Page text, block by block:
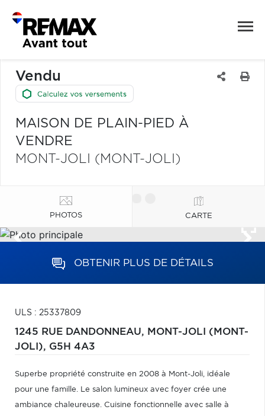
Vendu
MAISON DE PLAIN-PIED À
VENDRE
MONT-JOLI (MONT-JOLI)
PHOTOS CARTE
OBTENIR PLUS DE DÉTAILS
ULS : 25337809
1245 RUE DANDONNEAU, MONT-JOLI (MONT-
JOLI), G5H 4A3
Superbe propriété construite en 2008 à Mont-Joli, idéale
pour une famille. Le salon lumineux avec foyer crée une
ambiance chaleureuse. Cuisine fonctionnelle avec salle à